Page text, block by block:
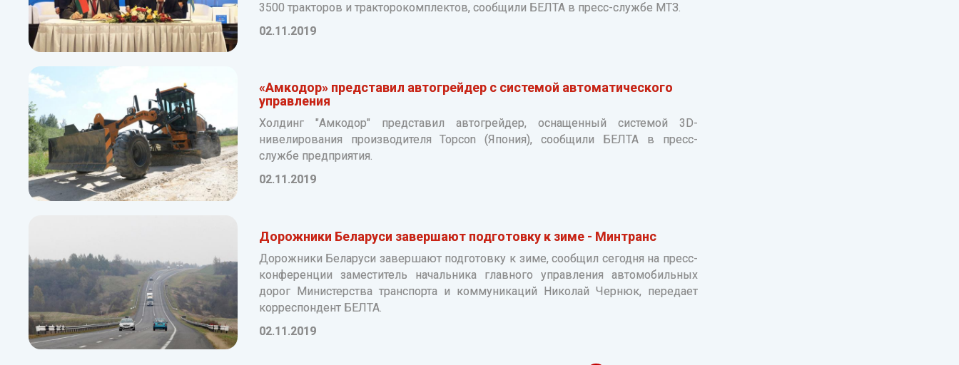
3500 тракторов и тракторокомплектов, сообщили БЕЛТА в пресс-службе МТЗ.
02.11.2019
«Амкодор» представил автогрейдер с системой автоматического
управления
Холдинг "Амкодор" представил автогрейдер, оснащенный системой 3D-
нивелирования производителя Topcon (Япония), сообщили БЕЛТА в пресс-
службе предприятия.
02.11.2019
Дорожники Беларуси завершают подготовку к зиме - Минтранс
Дорожники Беларуси завершают подготовку к зиме, сообщил сегодня на пресс-
конференции заместитель начальника главного управления автомобильных
дорог Министерства транспорта и коммуникаций Николай Чернюк, передает
корреспондент БЕЛТА.
02.11.2019